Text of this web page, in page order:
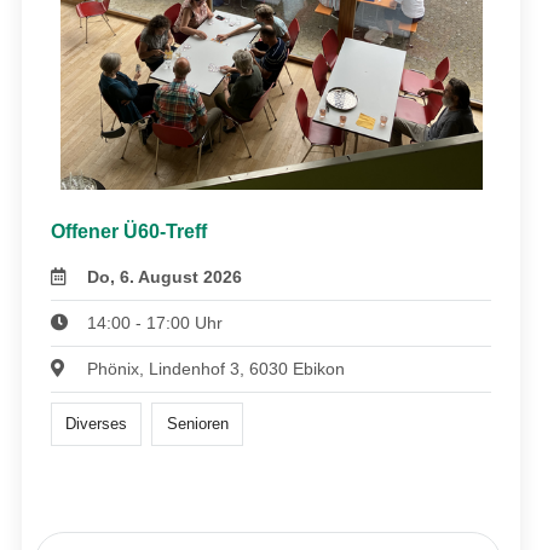
Offener Ü60-Treff
Do, 6. August 2026
14:00 - 17:00 Uhr
Phönix, Lindenhof 3, 6030 Ebikon
Diverses Senioren